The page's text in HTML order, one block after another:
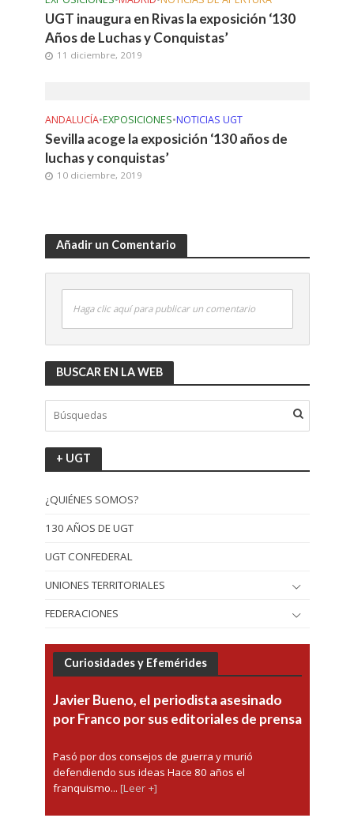
UGT inaugura en Rivas la exposición ‘130
Años de Luchas y Conquistas’
11 diciembre, 2019
ANDALUCÍA•EXPOSICIONES•NOTICIAS UGT
Sevilla acoge la exposición ‘130 años de
luchas y conquistas’
10 diciembre, 2019
Añadir un Comentario
Haga clic aquí para publicar un comentario
BUSCAR EN LA WEB
+ UGT
¿QUIÉNES SOMOS?
130 AÑOS DE UGT
UGT CONFEDERAL
UNIONES TERRITORIALES
FEDERACIONES
Curiosidades y Efemérides
Javier Bueno, el periodista asesinado
por Franco por sus editoriales de prensa
Pasó por dos consejos de guerra y murió
defendiendo sus ideas Hace 80 años el
franquismo... [Leer +]